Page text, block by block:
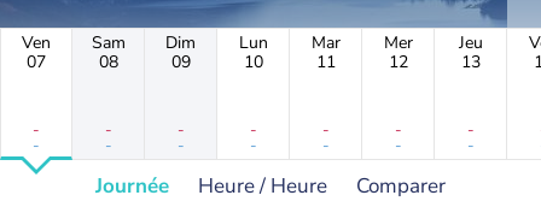
Ven
07
-
-
Sam
08
-
-
Dim
09
-
-
Lun
10
-
-
Mar
11
-
-
Mer
12
-
-
Jeu
13
-
-
Journée Heure / Heure Comparer